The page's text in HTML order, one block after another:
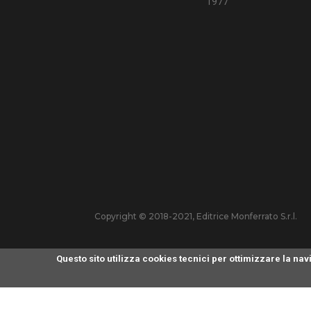
Copyright © 2018-2021, Editrice Monferrato S.r.l.
Questo sito utilizza cookies tecnici per ottimizzare la